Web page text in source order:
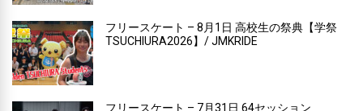
フリースケート – 8月1日 高校生の祭典【学祭
TSUCHIURA2026】/ JMKRIDE
フリースケート – 7月31日 64セッション